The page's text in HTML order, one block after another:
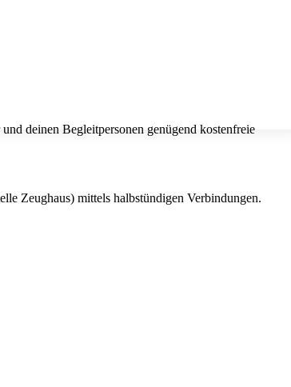
deinen Begleitpersonen genügend kostenfreie
Zeughaus) mittels halbstündigen Verbindungen.